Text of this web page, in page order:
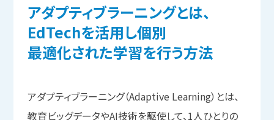
アダプティブラーニングとは、
EdTechを活用し個別
最適化された学習を行う方法
アダプティブラーニング（Adaptive Learning）とは、
教育ビッグデータやAI技術を駆使して、1人ひとりの